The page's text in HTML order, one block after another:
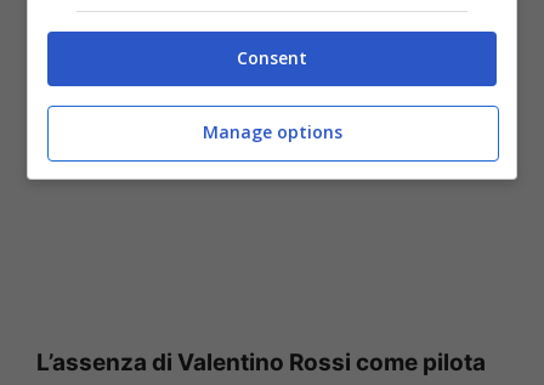
L’assenza di Valentino Rossi come pilota
Consent
Manage options